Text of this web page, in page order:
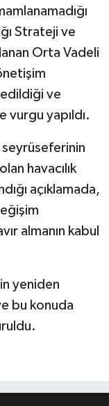
Strateji ve
Orta Vadeli
ve
vurgu yapıldı.
seyrüseferinin
havacılık
açıklamada,
almanın kabul
yeniden
bu konuda